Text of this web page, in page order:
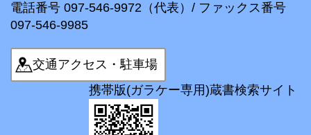
電話番号 097-546-9972（代表）/ ファックス番号
097-546-9985
交通アクセス・駐車場
携帯版(ガラケー専用)蔵書検索サイト